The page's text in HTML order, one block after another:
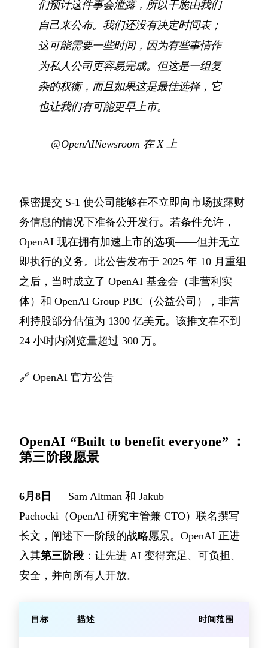
们预计这件事会泄露，所以干脆由我们
自己来公布。我们还没有决定时间表；
这可能需要一些时间，因为有些事情作
为私人公司更容易完成。但这是一组复
杂的权衡，而且如果这是最佳选择，它
也让我们有可能更早上市。
— @OpenAINewsroom 在 X 上
保密提交 S-1 使公司能够在不立即向市场披露财
务信息的情况下准备公开发行。若条件允许，
OpenAI 现在拥有加速上市的选项——但并无立
即执行的义务。此公告发布于 2025 年 10 月重组
之后，当时成立了 OpenAI 基金会（非营利实
体）和 OpenAI Group PBC（公益公司），非营
利持股部分估值为 1300 亿美元。该推文在不到
24 小时内浏览量超过 300 万。
🔗 OpenAI 官方公告
OpenAI “Built to benefit everyone” ：
第三阶段愿景
6月8日 — Sam Altman 和 Jakub
Pachocki（OpenAI 研究主管兼 CTO）联名撰写
长文，阐述下一阶段的战略愿景。OpenAI 正进
入其第三阶段 ：让先进 AI 变得充足、可负担、
安全，并向所有人开放。
目标 描述 时间范围